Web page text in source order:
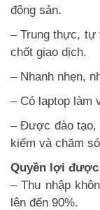
động sản.
– Trung thực, tự
chốt giao dịch.
– Nhanh nhẹn,
– Có laptop làm
– Được đào tạo,
kiếm và chăm
Quyền lợi
– Thu nhập
lên đến 90%.